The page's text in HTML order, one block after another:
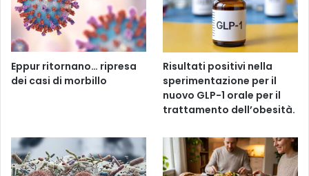
Eppur ritornano… ripresa
dei casi di morbillo
Risultati positivi nella
sperimentazione per il
nuovo GLP-1 orale per il
trattamento dell’obesità.